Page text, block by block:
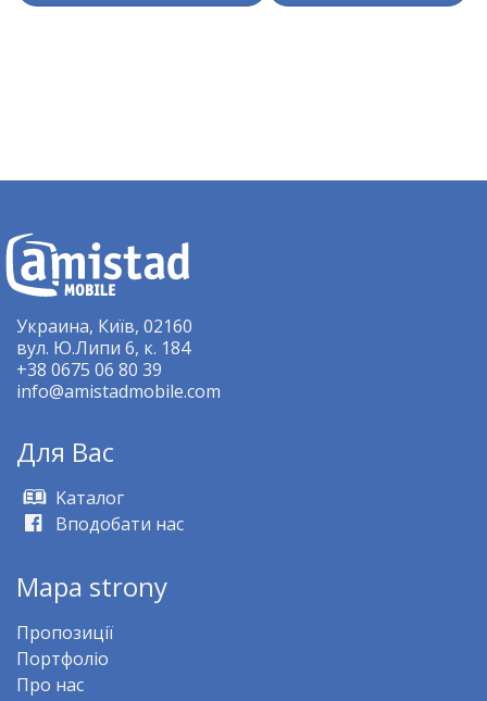
Украина, Київ, 02160
вул. Ю.Липи 6, к. 184
+38 0675 06 80 39
info@amistadmobile.com
Для Bас
Kаталог
Вподобати нас
Mapa strony
Пропозиції
Портфоліо
Про нас